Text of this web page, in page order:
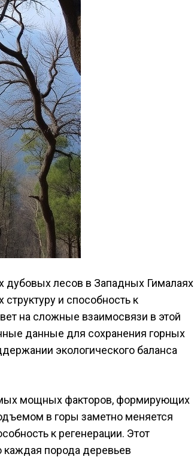
дубовых лесов в Западных Гималаях
и способность к
на сложные взаимосвязи в этой
данные для сохранения горных
экологического баланса
мощных факторов, формирующих
в горы заметно меняется
к регенерации. Этот
каждая порода деревьев